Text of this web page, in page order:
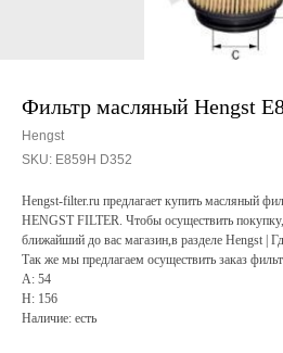
Фильтр масляный Hengst
Hengst
SKU: E859H D352
Hengst-filter.ru предлагает купить масляный
HENGST FILTER. Чтобы осуществить
ближайший до вас магазин,в разделе Hengst |
Так же мы предлагаем осуществить заказ
A: 54
H: 156
Наличие: есть